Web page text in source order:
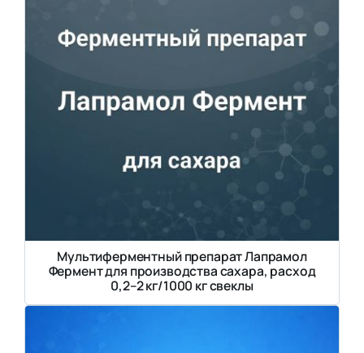
Мультиферментный препарат Лапрамол
Фермент для производства сахара, расход
0,2–2 кг/1000 кг свеклы